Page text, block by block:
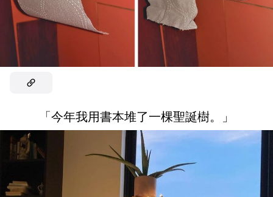
「今年我用書本堆了一棵聖誕樹。」